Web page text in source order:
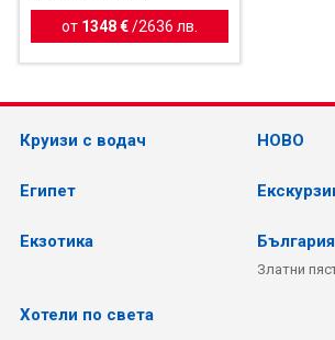
от 1348 € /2636 лв.
Круизи с водач НОВО
Египет
Екзотика България
Златни
Хотели по света